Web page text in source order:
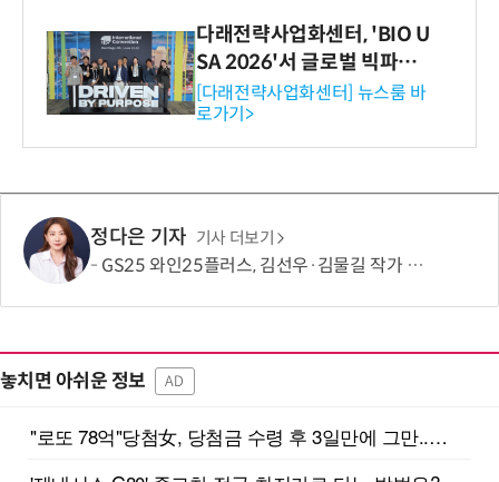
다래전략사업화센터, 'BIO U
SA 2026'서 글로벌 빅파마
와의 비즈니스 미팅 지원…K
-바이오 해외 진출 교두보 확
보
[다래전략사업화센터] 뉴스룸 바
로가기>
정다은 기자 기사 더보기
GS25 와인25플러스, 김선우·김물길 작가 협업 아트라벨 와인 2종 출시
놓치면 아쉬운 정보 AD